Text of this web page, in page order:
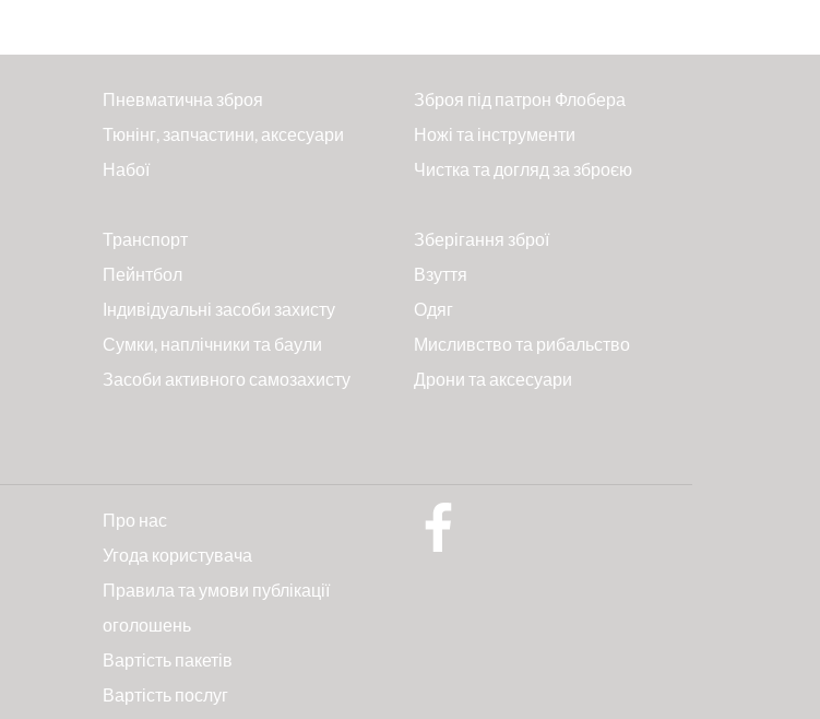
Пневматична зброя
Зброя під патрон Флобера
Тюнінг, запчастини, аксесуари
Ножі та інструменти
Набої Чистка та догляд за зброєю
Транспорт
Зберігання зброї
Пейнтбол
Взуття
Індивідуальні засоби захисту
Одяг
Сумки, наплічники та баули
Мисливство та рибальство
Засоби активного самозахисту Дрони та аксесуари
Про нас
Угода користувача
Правила та умови публікації
оголошень
Вартість пакетів
Вартість послуг